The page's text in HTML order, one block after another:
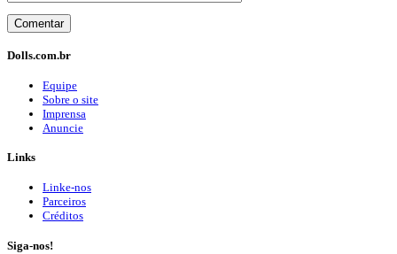
Dolls.com.br
Equipe
Sobre o site
Imprensa
Anuncie
Links
Linke-nos
Parceiros
Créditos
Siga-nos!